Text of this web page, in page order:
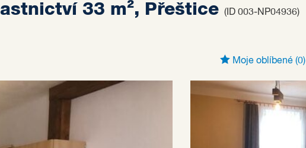
33 m², Přeštice (ID 003-NP04936)
Moje oblíbené (0)